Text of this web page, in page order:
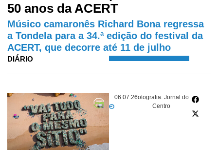
50 anos da ACERT
Músico camaronês Richard Bona regressa
a Tondela para a 34.ª edição do festival da
ACERT, que decorre até 11 de julho
DIÁRIO
06.07.26Fotografia: Jornal do
Centro